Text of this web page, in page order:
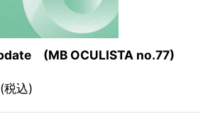
(MB OCULISTA no.77)
(税込)